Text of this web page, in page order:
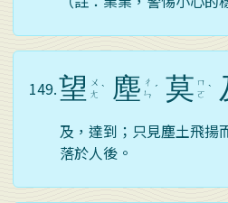
149.望
ㄨ
ㄤ ˋ 塵 ㄔ
ㄣ ˊ 莫 ㄇ
ㄛ ˋ
及，達到；只見塵土飛揚
落於人後。